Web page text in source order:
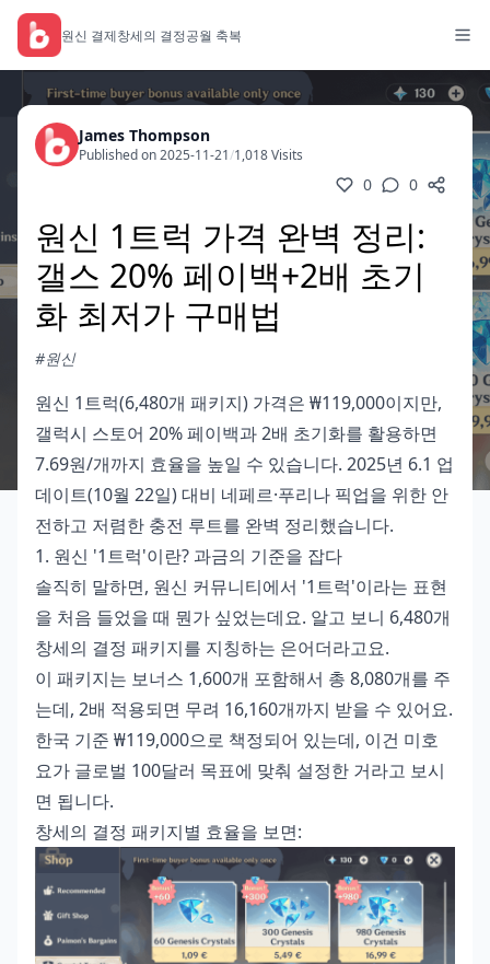
원신 결제창세의 결정공월 축복
James Thompson
Published on 2025-11-21/1,018 Visits
0 0
원신 1트럭 가격 완벽 정리:
갤스 20% 페이백+2배 초기
화 최저가 구매법
#원신
원신 1트럭(6,480개 패키지) 가격은 ₩119,000이지만,
갤럭시 스토어 20% 페이백과 2배 초기화를 활용하면
7.69원/개까지 효율을 높일 수 있습니다. 2025년 6.1 업
데이트(10월 22일) 대비 네페르·푸리나 픽업을 위한 안
전하고 저렴한 충전 루트를 완벽 정리했습니다.
1. 원신 '1트럭'이란? 과금의 기준을 잡다
솔직히 말하면, 원신 커뮤니티에서 '1트럭'이라는 표현
을 처음 들었을 때 뭔가 싶었는데요. 알고 보니 6,480개
창세의 결정 패키지를 지칭하는 은어더라고요.
이 패키지는 보너스 1,600개 포함해서 총 8,080개를 주
는데, 2배 적용되면 무려 16,160개까지 받을 수 있어요.
한국 기준 ₩119,000으로 책정되어 있는데, 이건 미호
요가 글로벌 100달러 목표에 맞춰 설정한 거라고 보시
면 됩니다.
창세의 결정 패키지별 효율을 보면: